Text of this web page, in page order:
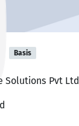
Basis
Solutions Pvt Ltd